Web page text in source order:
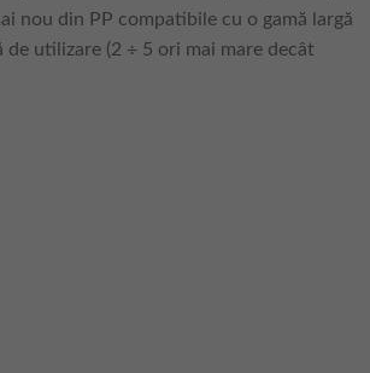
nou din PP compatibile cu o gamă largă
utilizare (2 ÷ 5 ori mai mare decât